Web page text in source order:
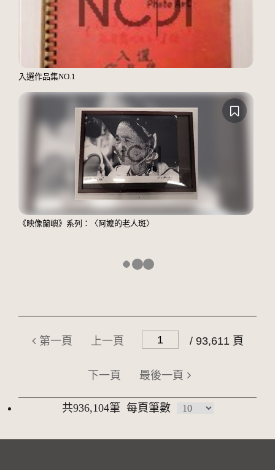
入選作品集NO.1
《映像蘭嶼》系列：〈阿嬤的老人斑〉
第一頁 上一頁 / 93,611 頁
下一頁 最後一頁
共936,104筆 每頁筆數